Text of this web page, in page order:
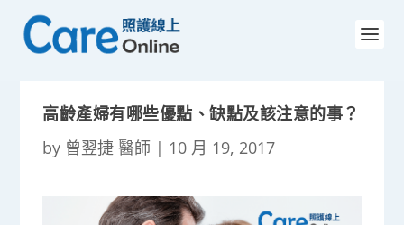
高齡產婦有哪些優點、缺點及該注意的事？
by 曾翌捷 醫師 | 10 月 19, 2017